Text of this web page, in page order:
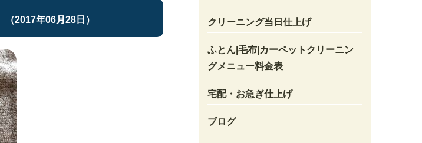
クリーニング当日仕上げ
ふとん|毛布|カーペットクリーニン
グメニュー料金表
宅配・お急ぎ仕上げ
ブログ
（2017年06月28日）